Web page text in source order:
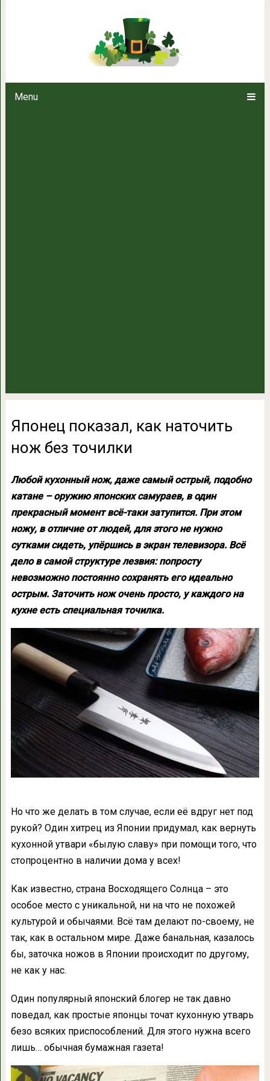
Menu
Японец показал, как
Японец показал, как наточить
нож без точилки
Любой кухонный нож, даже самый острый, подобно
катане – оружию японских самураев, в один
прекрасный момент всё-таки затупится. При этом
ножу, в отличие от людей, для этого не нужно
сутками сидеть, упёршись в экран телевизора. Всё
дело в самой структуре лезвия: попросту
невозможно постоянно сохранять его идеально
острым. Заточить нож очень просто, у каждого на
кухне есть специальная точилка.
Но что же делать в том случае, если её вдруг нет под
рукой? Один хитрец из Японии придумал, как вернуть
кухонной утвари «былую славу» при помощи того, что
стопроцентно в наличии дома у всех!
Как известно, страна Восходящего Солнца – это
особое место с уникальной, ни на что не похожей
культурой и обычаями. Всё там делают по-своему, не
так, как в остальном мире. Даже банальная, казалось
бы, заточка ножов в Японии происходит по другому,
не как у нас.
Один популярный японский блогер не так давно
поведал, как простые японцы точат кухонную утварь
безо всяких приспособлений. Для этого нужна всего
лишь… обычная бумажная газета!